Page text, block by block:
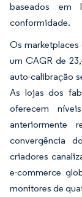
baseados em
conformidade.
Os
um CAGR de
auto-calibração
As lojas dos
oferecem
anteriormente
convergência
criadores
e-commerce
monitores de